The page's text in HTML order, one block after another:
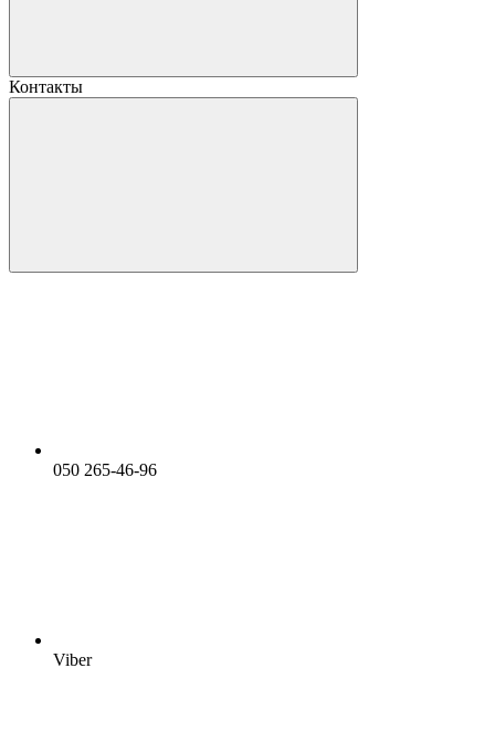
Контакты
050 265-46-96
Viber